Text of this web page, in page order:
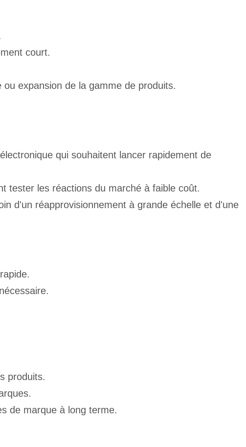
court.
expansion de la gamme de produits.
qui souhaitent lancer rapidement de
tester les réactions du marché à faible coût.
d'un réapprovisionnement à grande échelle et d'une
produits.
de marque à long terme.